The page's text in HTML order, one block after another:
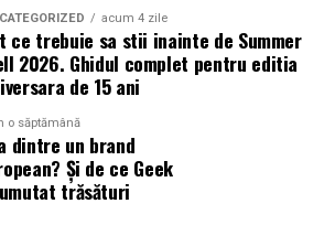
a titlului înainte de acțiune,
imobilului
cadastrale actualizate, nu
la momentul achiziției
a ocupantului și a eventualelor
de acesta
specialist înainte de inițierea
construcții civile și lucrări edilitare
electrice alimentate pe fonduri europene
militare și tabere temporare
de încărcare auto electric
acum 4 zile
ce trebuie sa stii inainte de Summer
2026. Ghidul complet pentru editia
de 15 ani
o săptămână
dintre un brand
Și de ce Geek
trăsături